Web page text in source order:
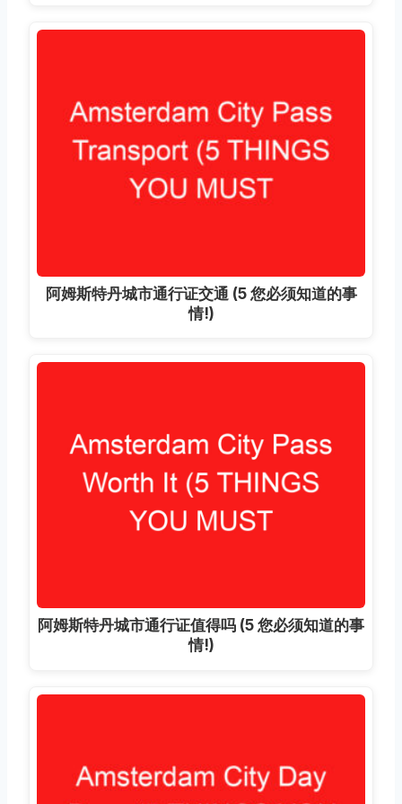
阿姆斯特丹城市通行证交通 (5 您必须知道的事
情!)
阿姆斯特丹城市通行证值得吗 (5 您必须知道的事
情!)